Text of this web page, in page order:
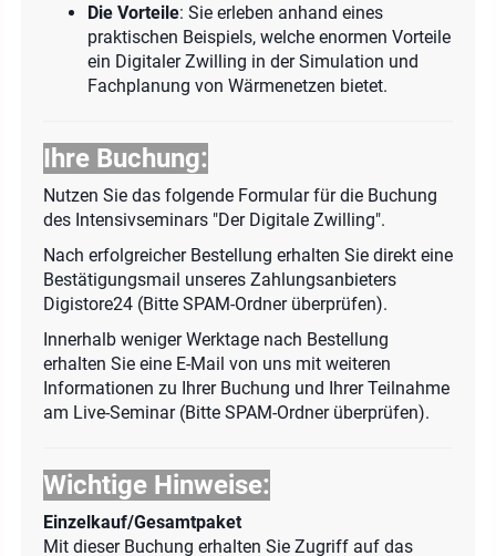
Die Vorteile: Sie erleben anhand eines
praktischen Beispiels, welche enormen Vorteile
ein Digitaler Zwilling in der Simulation und
Fachplanung von Wärmenetzen bietet.
Ihre Buchung:
Nutzen Sie das folgende Formular für die Buchung
des Intensivseminars "Der Digitale Zwilling".
Nach erfolgreicher Bestellung erhalten Sie direkt eine
Bestätigungsmail unseres Zahlungsanbieters
Digistore24 (Bitte SPAM-Ordner überprüfen).
Innerhalb weniger Werktage nach Bestellung
erhalten Sie eine E-Mail von uns mit weiteren
Informationen zu Ihrer Buchung und Ihrer Teilnahme
am Live-Seminar (Bitte SPAM-Ordner überprüfen).
Wichtige Hinweise:
Einzelkauf/Gesamtpaket
Mit dieser Buchung erhalten Sie Zugriff auf das